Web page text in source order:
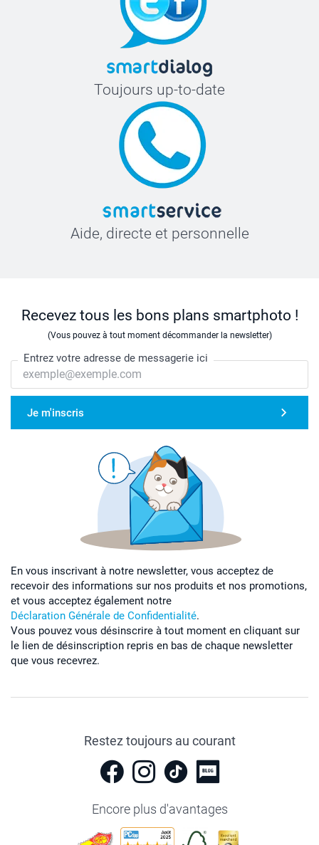
Toujours up-to-date
Aide, directe et personnelle
Recevez tous les bons plans smartphoto !
(Vous pouvez à tout moment décommander la newsletter)
Entrez votre adresse de messagerie ici
Je m'inscris
En vous inscrivant à notre newsletter, vous acceptez de
recevoir des informations sur nos produits et nos promotions,
et vous acceptez également notre
Déclaration Générale de Confidentialité.
Vous pouvez vous désinscrire à tout moment en cliquant sur
le lien de désinscription repris en bas de chaque newsletter
que vous recevrez.
Restez toujours au courant
Encore plus d'avantages